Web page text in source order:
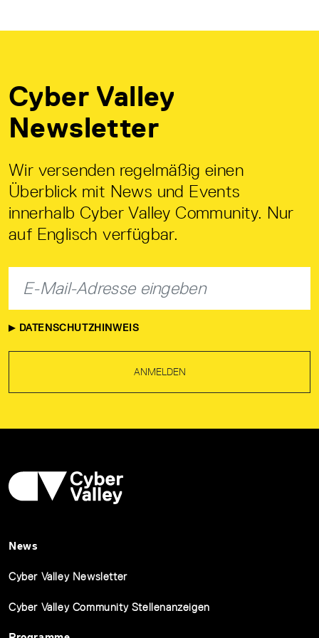
Cyber Valley
Newsletter
Wir versenden regelmäßig einen
Überblick mit News und Events
innerhalb Cyber Valley Community. Nur
auf Englisch verfügbar.
DATENSCHUTZHINWEIS
ANMELDEN
News
Cyber Valley Newsletter
Cyber Valley Community Stellenanzeigen